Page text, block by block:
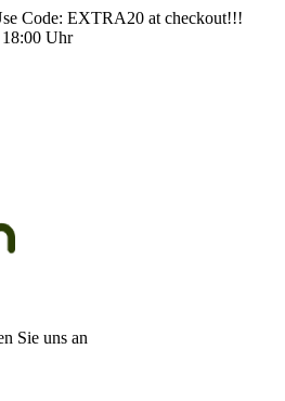
Code: EXTRA20 at checkout!!!
Uhr
Sie uns an